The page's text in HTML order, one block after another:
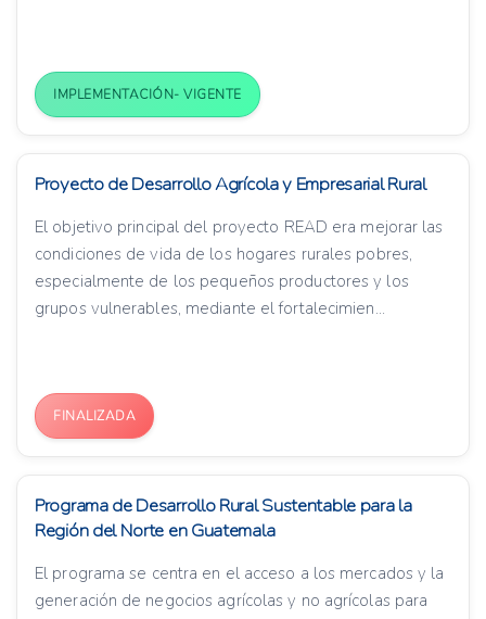
IMPLEMENTACIÓN- VIGENTE
Proyecto de Desarrollo Agrícola y Empresarial Rural
El objetivo principal del proyecto READ era mejorar las
condiciones de vida de los hogares rurales pobres,
especialmente de los pequeños productores y los
grupos vulnerables, mediante el fortalecimien...
FINALIZADA
Programa de Desarrollo Rural Sustentable para la
Región del Norte en Guatemala
El programa se centra en el acceso a los mercados y la
generación de negocios agrícolas y no agrícolas para